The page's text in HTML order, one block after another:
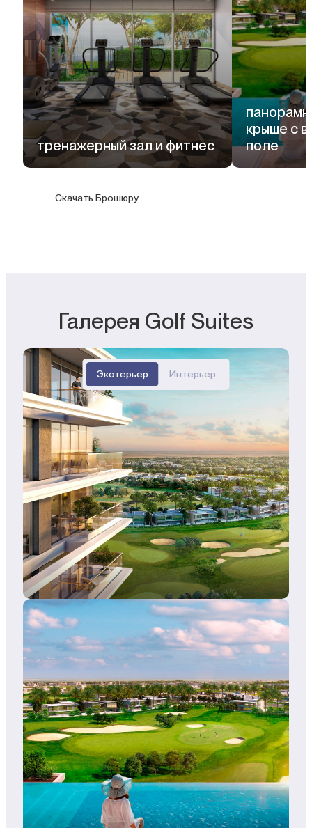
тренажерный зал и фитнес
крыше с
поле
Скачать Брошюру
Галерея Golf Suites
Экстерьер Интерьер